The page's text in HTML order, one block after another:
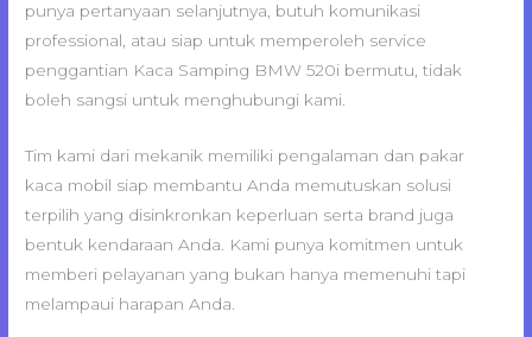
punya pertanyaan selanjutnya, butuh komunikasi
professional, atau siap untuk memperoleh service
penggantian Kaca Samping BMW 520i bermutu, tidak
boleh sangsi untuk menghubungi kami.
Tim kami dari mekanik memiliki pengalaman dan pakar
kaca mobil siap membantu Anda memutuskan solusi
terpilih yang disinkronkan keperluan serta brand juga
bentuk kendaraan Anda. Kami punya komitmen untuk
memberi pelayanan yang bukan hanya memenuhi tapi
melampaui harapan Anda.